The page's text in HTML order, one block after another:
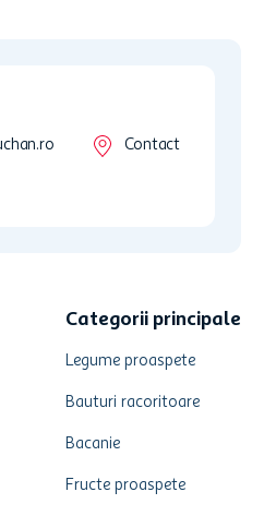
Contact
Categorii principale
Legume proaspete
Bauturi racoritoare
Bacanie
Fructe proaspete